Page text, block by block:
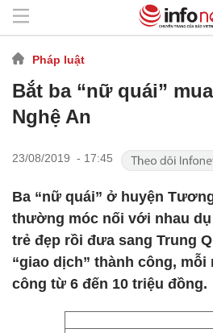
Pháp luật
Bắt ba “nữ quái”
Nghệ An
23/08/2019 - 17:45
Ba “nữ quái” ở huyện
thường móc nối với nhau
trẻ đẹp rồi đưa sang Trung
“giao dịch” thành công,
công từ 6 đến 10 triệu đồng.